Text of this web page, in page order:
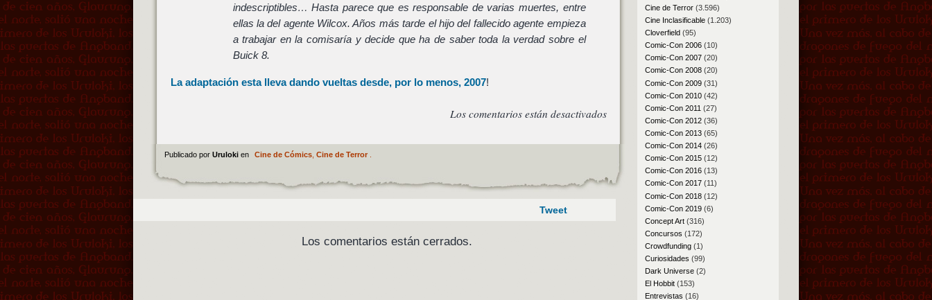
indescriptibles… Hasta parece que es responsable de varias muertes, entre
ellas la del agente Wilcox. Años más tarde el hijo del fallecido agente empieza
a trabajar en la comisaría y decide que ha de saber toda la verdad sobre el
Buick 8.
La adaptación esta lleva dando vueltas desde, por lo menos, 2007!
Los comentarios están desactivados
Publicado por Uruloki en Cine de Cómics, Cine de Terror.
Tweet
Los comentarios están cerrados.
Cine de Terror(3.596)
Cine Inclasificable(1.203)
Cloverfield(95)
Comic-Con 2006(10)
Comic-Con 2007(20)
Comic-Con 2008(20)
Comic-Con 2009(31)
Comic-Con 2010(42)
Comic-Con 2011 (27)
Comic-Con 2012(36)
Comic-Con 2013(65)
Comic-Con 2014(26)
Comic-Con 2015(12)
Comic-Con 2016(13)
Comic-Con 2017(11)
Comic-Con 2018(12)
Comic-Con 2019(6)
Concept Art(316)
Concursos (172)
Crowdfunding(1)
Curiosidades (99)
Dark Universe(2)
El Hobbit(153)
Entrevistas (16)